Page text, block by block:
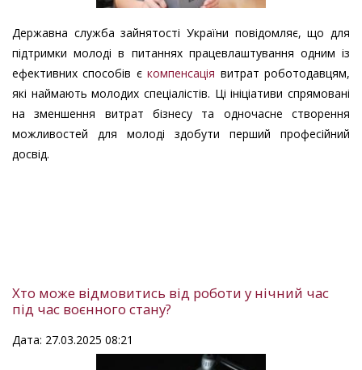
Державна служба зайнятості України повідомляє, що для
підтримки молоді в питаннях працевлаштування одним із
ефективних способів єкомпенсація витрат роботодавцям,
які наймають молодих спеціалістів. Ці ініціативи спрямовані
на зменшення витрат бізнесу та одночасне створення
можливостей для молоді здобути перший професійний
досвід.
Хто може відмовитись від роботи у нічний час
під час воєнного стану?
Дата: 27.03.2025 08:21